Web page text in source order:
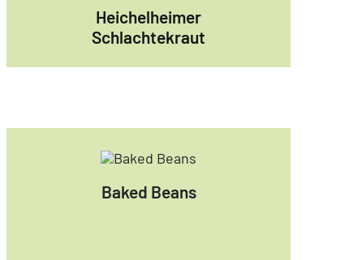
Heichelheimer
Schlachtekraut
Baked Beans